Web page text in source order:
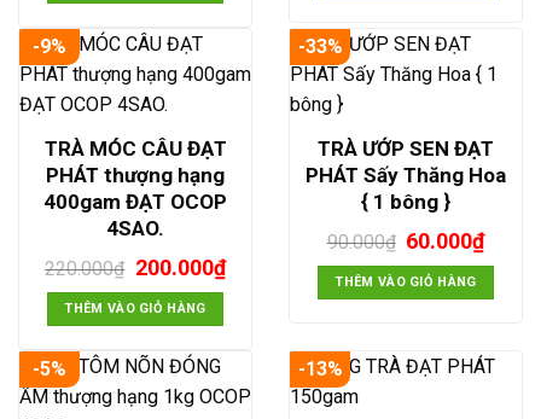
600.000₫.
560.000₫.
-9%
TRÀ MÓC CÂU ĐẠT
PHÁT thượng hạng
400gam ĐẠT OCOP
4SAO.
220.000₫ Giá
gốc
là:
220.000₫.
200.000₫Giá
hiện
200.000₫.
THÊM VÀO GIỎ HÀNG
-33%
TRÀ ƯỚP SEN ĐẠT
PHÁT Sấy Thăng Hoa
{ 1 bông }
90.000₫ Giá
gốc
là:
90.000₫.
60.000₫Giá
hiện
là:
THÊM VÀO GIỎ HÀNG
-5% -13%